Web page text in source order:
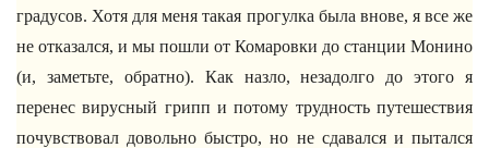
градусов. Хотя для меня такая прогулка была внове, я все же
не отказался, и мы пошли от Комаровки до станции Монино
(и, заметьте, обратно). Как назло, незадолго до этого я
перенес вирусный грипп и потому трудность путешествия
почувствовал довольно быстро, но не сдавался и пытался